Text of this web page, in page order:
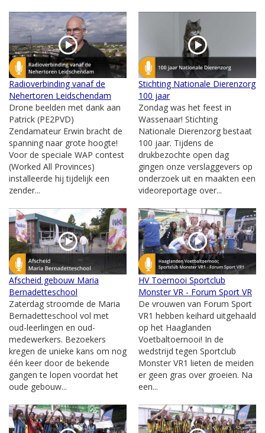
Radioverbinding vanaf de
Nehertoren Leidschendam
Drone beelden met dank aan
Patrick (PE2PVD)
Zendamateur Erwin bracht de
spanning naar grote hoogte!
Voor de speciale WAP contest
(Worked All Provinces)
installeerde hij tijdelijk een
zender...
Stichting Nationale Dierenzorg
100 jaar
Zondag was het feest in
Wassenaar! Stichting
Nationale Dierenzorg bestaat
100 jaar. Tijdens de
drukbezochte open dag
gingen onze verslaggevers op
onderzoek uit en maakten een
videoreportage over...
Afscheid gebouw Maria
Bernadetteschool
Zaterdag stroomde de Maria
Bernadetteschool vol met
oud-leerlingen en oud-
medewerkers. Bezoekers
kregen de unieke kans om nog
één keer door de bekende
gangen te lopen voordat het
oude gebouw...
HV Toernooi Sportclub
Monster VR - Forum Sport VR
De vrouwen van Forum Sport
VR1 hebben keihard uitgehaald
op het Haaglanden
Voetbaltoernooi! In de
wedstrijd tegen Sportclub
Monster VR1 lieten de meiden
er geen gras over groeien. Na
een...